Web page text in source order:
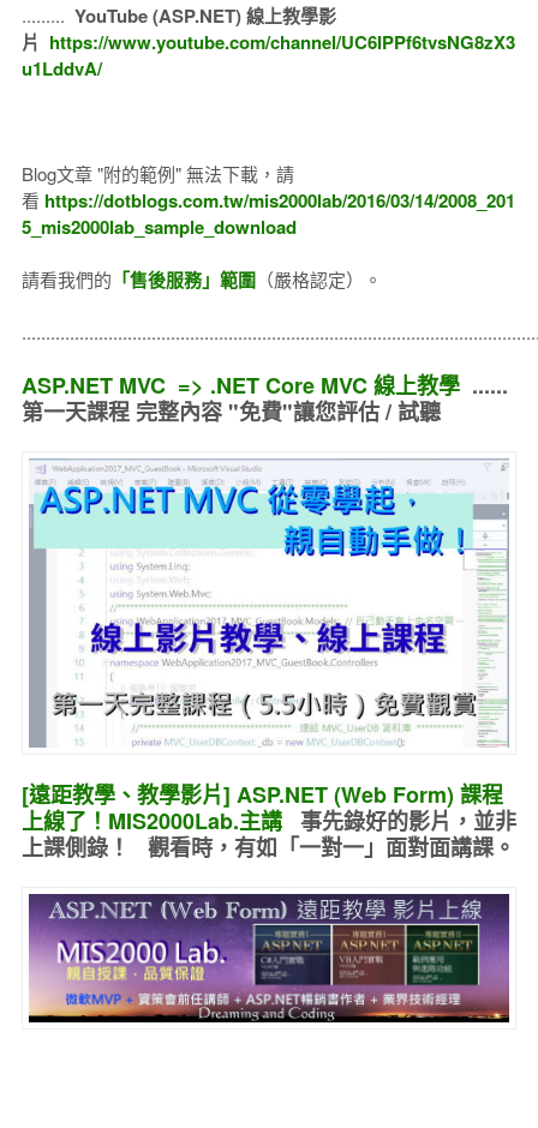
......... YouTube (ASP.NET) 線上教學影
片 https://www.youtube.com/channel/UC6IPPf6tvsNG8zX3
u1LddvA/
Blog文章 "附的範例" 無法下載，請
看 https://dotblogs.com.tw/mis2000lab/2016/03/14/2008_201
5_mis2000lab_sample_download
請看我們的 「售後服務」範圍（嚴格認定）。
ASP.NET MVC => .NET Core MVC 線上教學......
第一天課程 完整內容 "免費"讓您評估 / 試聽
[遠距教學、教學影片] ASP.NET (Web Form) 課程
上線了！MIS2000Lab.主講 事先錄好的影片，並非
上課側錄！ 觀看時，有如 「一對一」面對面講課。